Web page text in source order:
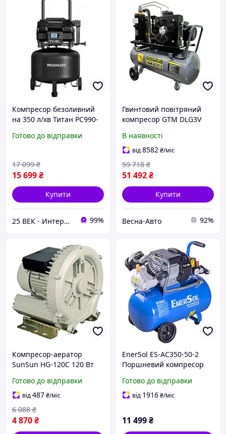
Компресор безоливний
на 350 л/хв Титан PC990-
безщітковим двигуном
Готово до відправки
15 699₴
17 099 ₴
Купити
25 ВЕК - Интернет-Магазин: электрический, бензиновый, аккумуляторный инструмент и строительство. 99%
Гвинтовий повітряний
компресор GTM DLG3V
кВт, 350 л/хв
В наявності
від8582₴/міс
51 492₴
59 718 ₴
Купити
Весна-Авто 92%
Компресор-аератор
SunSun HG-120С 120 Вт
Готово до відправки
від487₴/міс
4 870₴
6 088 ₴
EnerSol ES-AC350-50-2
Поршневий компресор
Готово до відправки
від 1916₴/міс
11 499₴